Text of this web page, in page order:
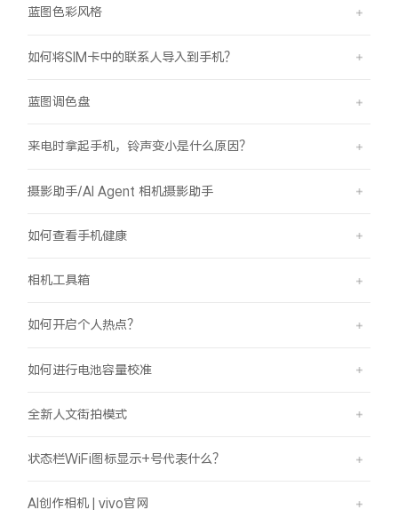
蓝图色彩风格
如何将SIM卡中的联系人导入到手机？
蓝图调色盘
来电时拿起手机，铃声变小是什么原因？
摄影助手/AI Agent 相机摄影助手
如何查看手机健康
相机工具箱
如何开启个人热点？
如何进行电池容量校准
全新人文街拍模式
状态栏WiFi图标显示+号代表什么？
AI创作相机 | vivo官网